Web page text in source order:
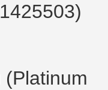
(Platinum